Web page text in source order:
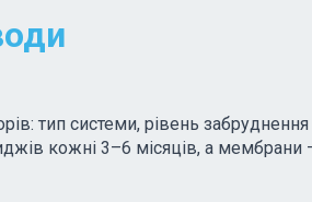
тип системи, рівень забруднення
кожні 3–6 місяців, а